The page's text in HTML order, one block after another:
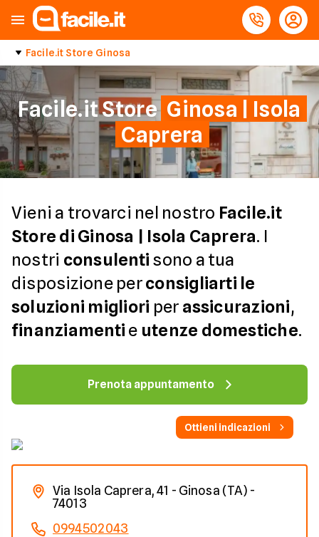
Facile.it Store Ginosa
Facile.it Store Ginosa | Isola
Caprera
Vieni a trovarci nel nostro Facile.it
Store di Ginosa | Isola Caprera. I
nostri consulenti sono a tua
disposizione perconsigliarti le
soluzioni migliori per assicurazioni,
finanziamenti e utenze domestiche.
Prenota appuntamento
Ottieni indicazioni
Via Isola Caprera, 41 - Ginosa (TA) -
74013
0994502043